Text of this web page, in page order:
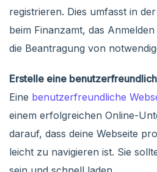
registrieren. Dies umfasst in
beim Finanzamt, das
die Beantragung von
Erstelle eine
Eine benutzerfreundliche
einem erfolgreichen Online-
darauf, dass deine Webseite
leicht zu navigieren ist. Sie